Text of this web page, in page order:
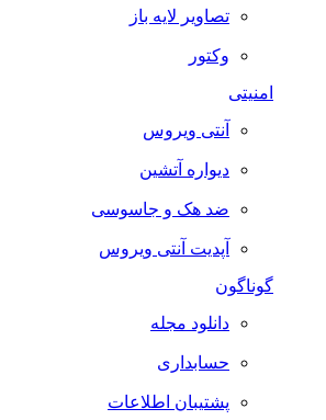
تصاویر لایه باز
وکتور
آنتی ویروس
دیواره آتشین
ضد هک و جاسوسی
آپدیت آنتی ویروس
گوناگون
دانلود مجله
حسابداری
پشتیبان اطلاعات